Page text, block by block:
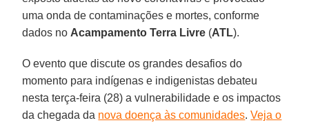
uma onda de contaminações e mortes, conforme
dados no Acampamento Terra Livre (ATL).
O evento que discute os grandes desafios do
momento para indígenas e indigenistas debateu
nesta terça-feira (28) a vulnerabilidade e os impactos
da chegada da nova doença às comunidades.Veja o